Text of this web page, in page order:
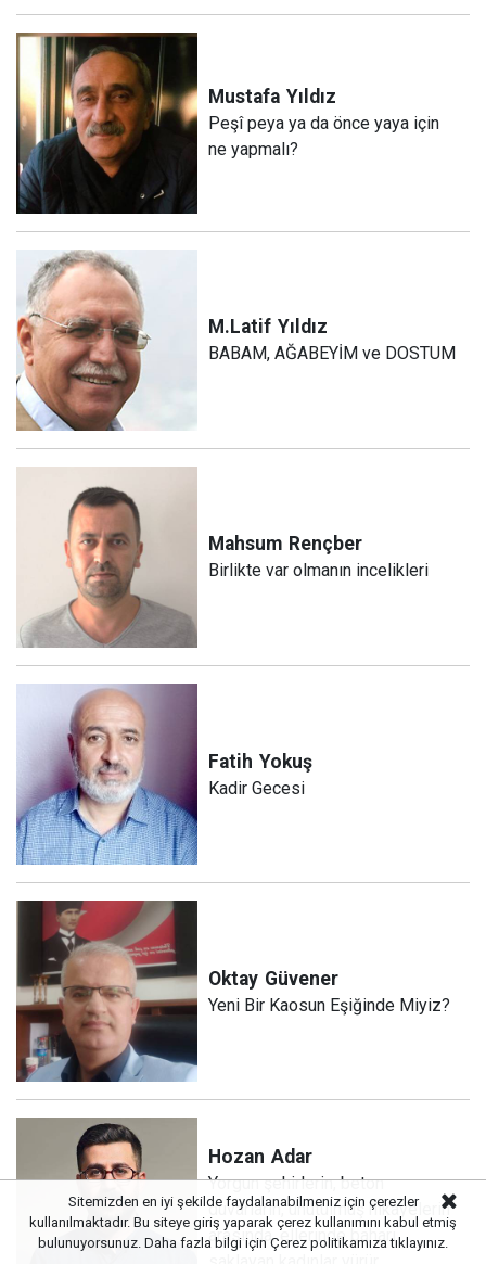
Mustafa Yıldız
Peşî peya ya da önce yaya için
ne yapmalı?
M.Latif Yıldız
BABAM, AĞABEYİM ve DOSTUM
Mahsum Rençber
Birlikte var olmanın incelikleri
Fatih Yokuş
Kadir Gecesi
Oktay Güvener
Yeni Bir Kaosun Eşiğinde Miyiz?
Hozan Adar
Yorgun şehirlerin, beton
duvarların, unutulmuş hikâyelerin
arasında, ellerinde baharı
Sitemizden en iyi şekilde faydalanabilmeniz için çerezler
kullanılmaktadır. Bu siteye giriş yaparak çerez kullanımını kabul etmiş
bulunuyorsunuz. Daha fazla bilgi için Çerez politikamıza tıklayınız.